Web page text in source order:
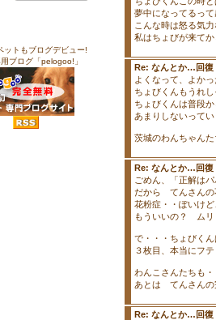
ットもブログデビュー!
ブログ「pelogoo!」
夢中になってるっ
こんな時は怒る気
私はちょびが来て
Re: なんとか…回復
よくなって、よか
ちょびくんもうれ
ちょびくんは普段
あまりしないって
茨城のわんちゃん
Re: なんとか…回復
ごめん、「正解は
だから てんさんの
花粉症・・ぽいけ
もういいの？ ムリ
で・・・ちょびく
３枚目、本当にフ
わんこさんたちも
あとは てんさんの
Re: なんとか…回復